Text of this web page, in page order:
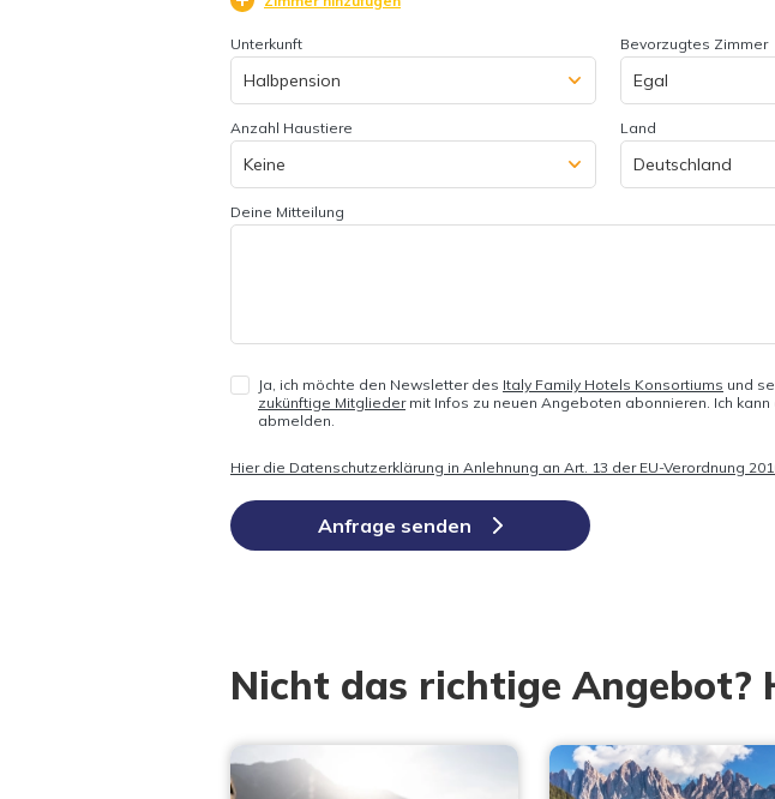
Unterkunft Bevorzugtes Zimmer
Anzahl Haustiere Land
Deine Mitteilung
Ja, ich möchte den Newsletter des Italy Family Hotels Konsortiums und
zukünftige Mitgliedermit Infos zu neuen Angeboten abonnieren. Ich
abmelden.
Hier die Datenschutzerklärung in Anlehnung an Art. 13 der EU-Verordnung
Anfrage senden
Nicht das richtige Angebot?